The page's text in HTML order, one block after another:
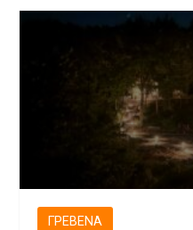
ΓΡΕΒΕΝΆ